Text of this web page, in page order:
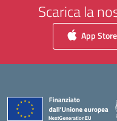
Scarica la
App Store